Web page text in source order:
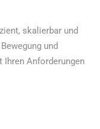
skalierbar und
und
Ihren Anforderungen